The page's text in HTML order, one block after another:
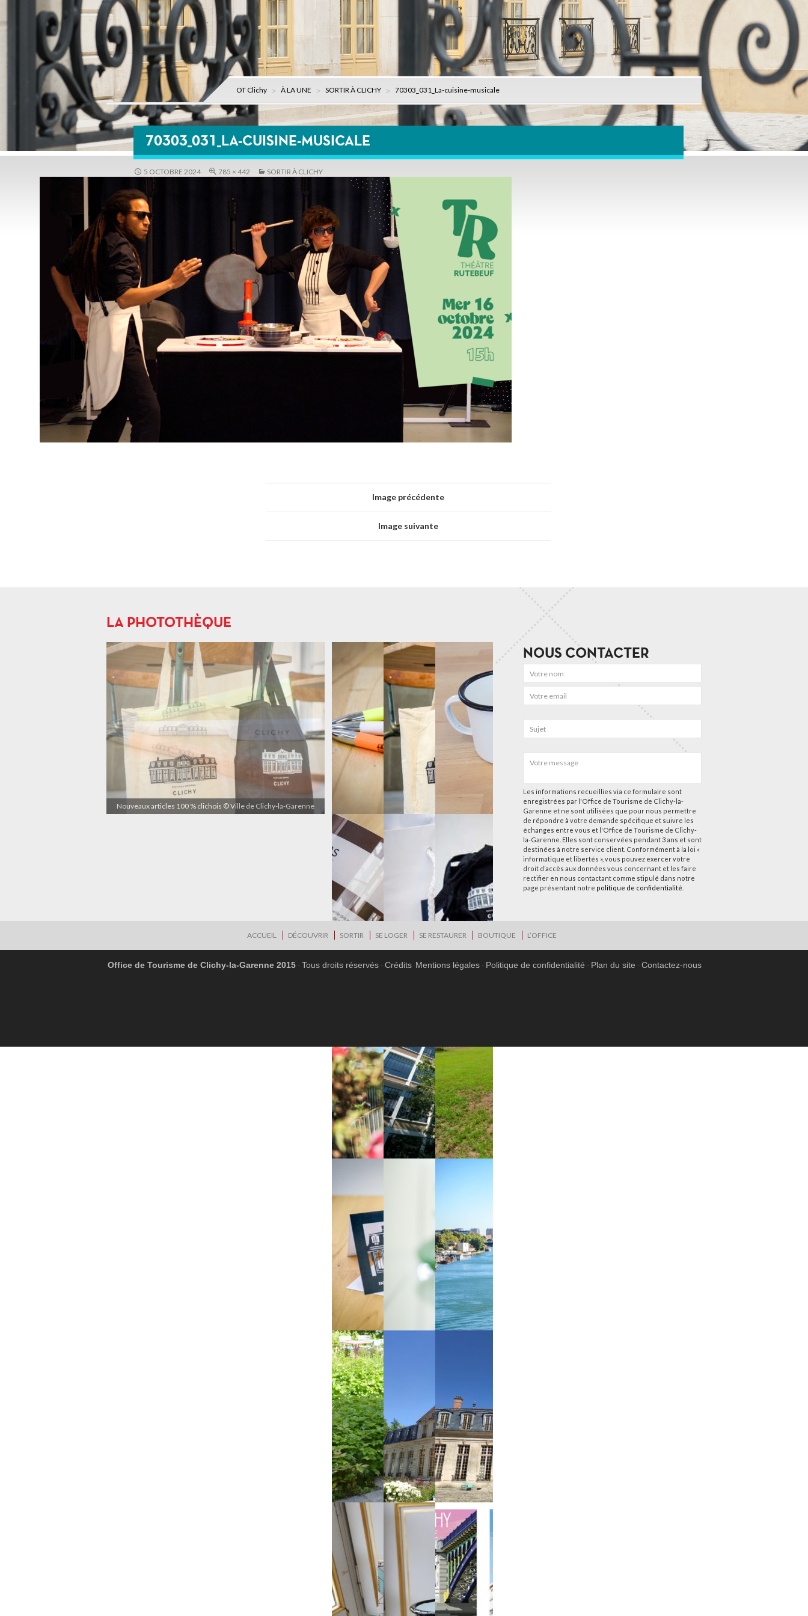
OT Clichy À LA UNE SORTIR À CLICHY 70303_031_La-cuisine-musicale
70303_031_LA-CUISINE-MUSICALE
5 OCTOBRE 2024 785 × 442 SORTIR À CLICHY
Image précédente
Image suivante
LA PHOTOTHÈQUE
Nouveaux articles 100 % clichois © Ville de Clichy-la-Garenne
NOUS CONTACTER
Les informations recueillies via ce formulaire sont
enregistrées par l'Office de Tourisme de Clichy-la-
Garenne et ne sont utilisées que pour nous permettre
de répondre à votre demande spécifique et suivre les
échanges entre vous et l'Office de Tourisme de Clichy-
la-Garenne. Elles sont conservées pendant 3 ans et sont
destinées à notre service client. Conformément à la loi «
informatique et libertés », vous pouvez exercer votre
droit d’accès aux données vous concernant et les faire
rectifier en nous contactant comme stipulé dans notre
page présentant notre politique de confidentialité
ACCUEIL DÉCOUVRIR SORTIR SE LOGER SE RESTAURER BOUTIQUE L’OFFICE
Office de Tourisme de Clichy-la-Garenne 2015 Tous droits réservés Crédits Mentions légales Politique de confidentialité Plan du site Contactez-nous